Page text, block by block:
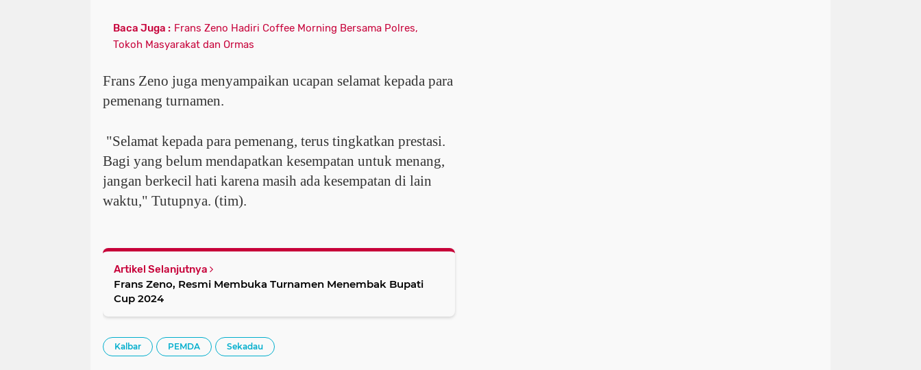
Baca Juga : Frans Zeno Hadiri Coffee Morning Bersama Polres,
Tokoh Masyarakat dan Ormas
Frans Zeno juga menyampaikan ucapan selamat kepada para
pemenang turnamen.
"Selamat kepada para pemenang, terus tingkatkan prestasi.
Bagi yang belum mendapatkan kesempatan untuk menang,
jangan berkecil hati karena masih ada kesempatan di lain
waktu," Tutupnya. (tim).
Artikel Selanjutnya
Frans Zeno, Resmi Membuka Turnamen Menembak Bupati
Cup 2024
Kalbar PEMDA Sekadau